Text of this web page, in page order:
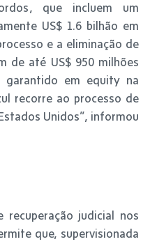
que incluem um
US$ 1.6 bilhão em
e a eliminação de
de até US$ 950 milhões
garantido em equity na
recorre ao processo de
Unidos”, informou
judicial nos
que, supervisionada